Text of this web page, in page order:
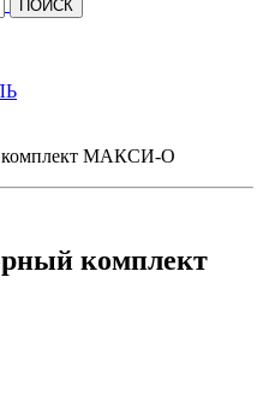
комплект МАКСИ-О
комплект